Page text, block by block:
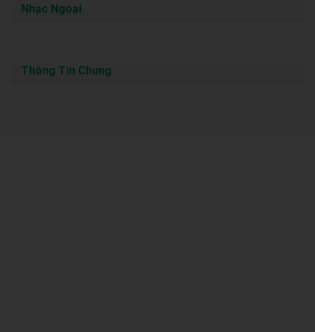
Nhạc Ngoại
Thông Tin Chung